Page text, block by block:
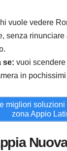
vuole vedere
senza rinunciare
se: vuoi scendere
in
migliori soluzioni
zona Appio